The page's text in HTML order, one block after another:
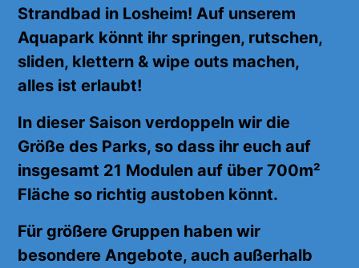
Strandbad in Losheim! Auf unserem
Aquapark könnt ihr springen, rutschen,
sliden, klettern & wipe outs machen,
alles ist erlaubt!
In dieser Saison verdoppeln wir die
Größe des Parks, so dass ihr euch auf
insgesamt 21 Modulen auf über 700m²
Fläche so richtigaustoben könnt.
Für größere Gruppen haben wir
besondere Angebote, auch außerhalb